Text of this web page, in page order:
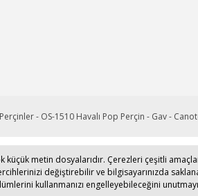
metin dosyalarıdır. Çerezleri çeşitli
değiştirebilir ve bilgisayarınızda
kullanmanızı engelleyebileceğini
kartı bilgileriniz 256bit SSL sertifikası ile